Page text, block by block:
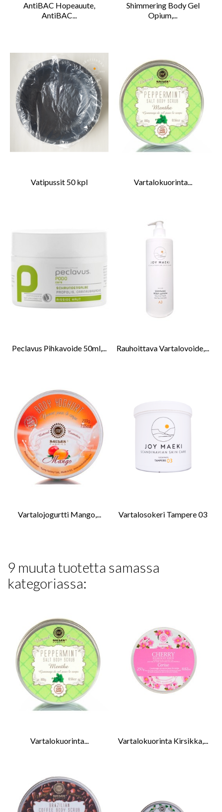
AntiBAC Hopeauute,
AntiBAC...
Shimmering Body Gel
Opium,...
Vatipussit 50 kpl Vartalokuorinta...
Peclavus Pihkavoide 50ml,... Rauhoittava Vartalovoide,...
Vartalojogurtti Mango,... Vartalosokeri Tampere 03
9 muuta tuotetta samassa
kategoriassa:
Vartalokuorinta... Vartalokuorinta Kirsikka,...